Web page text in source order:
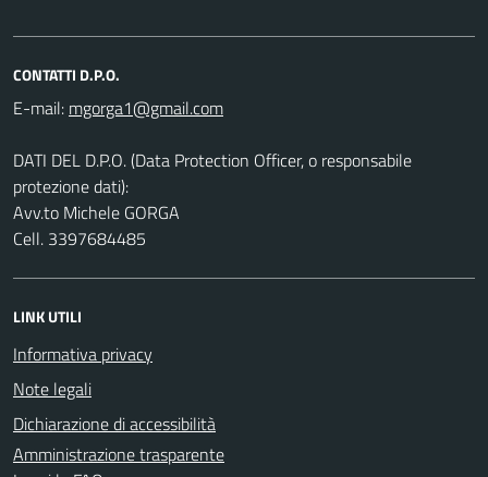
CONTATTI D.P.O.
E-mail:
DATI DEL D.P.O. (Data Protection Officer, o responsabile
protezione dati):
Avv.to Michele GORGA
Cell. 3397684485
LINK UTILI
Informativa privacy
Note legali
Dichiarazione di accessibilità
Amministrazione trasparente